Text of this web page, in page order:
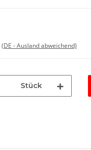
(DE - Ausland abweichend)
Stück